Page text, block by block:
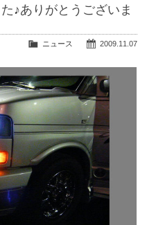
♪ありがとうございま
2009.11.07
ニュース